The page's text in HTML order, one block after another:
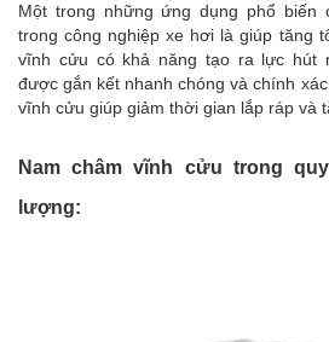
Một trong những ứng dụng phổ biến
trong công nghiệp xe hơi là giúp tăng
vĩnh cửu có khả năng tạo ra lực hút
được gắn kết nhanh chóng và chính
vĩnh cửu giúp giảm thời gian lắp ráp và
Nam châm vĩnh cửu trong
lượng: